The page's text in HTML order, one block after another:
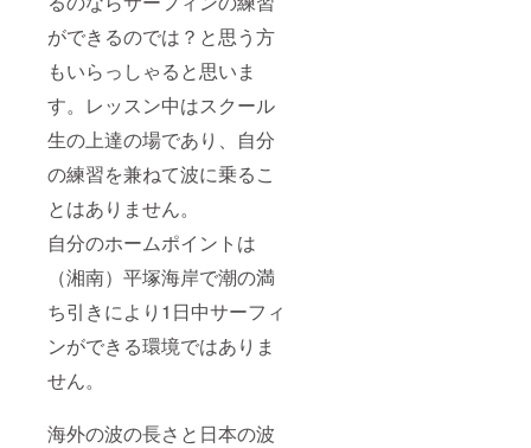
ができるのでは？と思う方
もいらっしゃると思いま
す。レッスン中はスクール
生の上達の場であり、自分
の練習を兼ねて波に乗るこ
とはありません。
自分のホームポイントは
（湘南）平塚海岸で潮の満
ち引きにより1日中サーフィ
ンができる環境ではありま
せん。
海外の波の長さと日本の波